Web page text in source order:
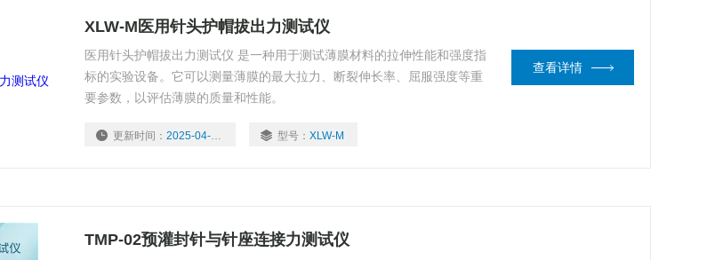
XLW-M医用针头护帽拔出力测试仪
医用针头护帽拔出力测试仪 是一种用于测试薄膜材料的拉伸性能和强度指
标的实验设备。它可以测量薄膜的最大拉力、断裂伸长率、屈服强度等重
要参数，以评估薄膜的质量和性能。
更新时间：2025-04-15 型号：XLW-M
查看详情
TMP-02预灌封针与针座连接力测试仪